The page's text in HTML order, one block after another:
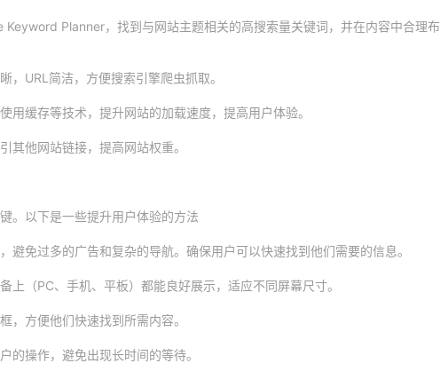
Keyword Planner，找到与网站主题相关的高搜索量关键词，并在内容中合理布
，URL简洁，方便搜索引擎爬虫抓取。
用缓存等技术，提升网站的加载速度，提高用户体验。
其他网站链接，提高网站权重。
。以下是一些提升用户体验的方法
避免过多的广告和复杂的导航。确保用户可以快速找到他们需要的信息。
上（PC、手机、平板）都能良好展示，适应不同屏幕尺寸。
，方便他们快速找到所需内容。
的操作，避免出现长时间的等待。